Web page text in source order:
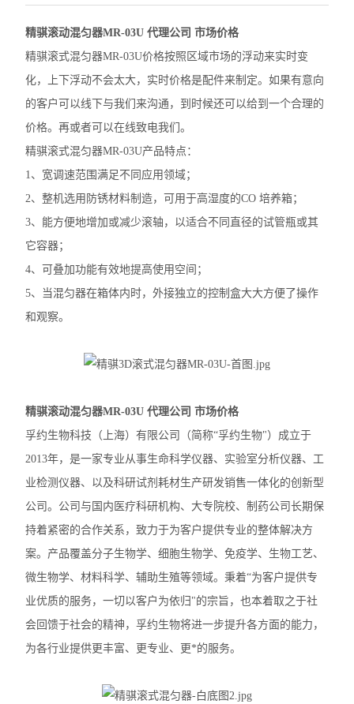
赛默飞ST1 Plus离心机
大龙离心机
大龙移液器
大龙金属浴
大龙摇床
大龙混匀仪振荡器
凯杰样本研磨仪TissueLyser III
艾本德5430R冷冻离心机
艾本德5425微量离心机
艾本德MiniSpin离心机
赛默飞ST1R冷冻离心机
混匀仪热盖
赛默飞mySPIN-6Mini离心机
赛默飞ST8R冷冻离心机
精骐滚动混匀器MR-03U 代理公司 市场价格
精骐滚式混匀器MR-03U价格按照区域市场的浮动来实时变
化，上下浮动不会太大，实时价格是配件来制定。如果有意向
的客户可以线下与我们来沟通，到时候还可以给到一个合理的
价格。再或者可以在线致电我们。
精骐滚式混匀器MR-03U产品特点：
1、宽调速范围满足不同应用领域；
2、整机选用防锈材料制造，可用于高湿度的CO 培养箱；
3、能方便地增加或减少滚轴，以适合不同直径的试管瓶或其
它容器；
4、可叠加功能有效地提高使用空间；
5、当混匀器在箱体内时，外接独立的控制盒大大方便了操作
和观察。
精骐滚动混匀器MR-03U 代理公司 市场价格
孚约生物科技（上海）有限公司（简称“孚约生物"）成立于
2013年，是一家专业从事生命科学仪器、实验室分析仪器、工
业检测仪器、以及科研试剂耗材生产研发销售一体化的创新型
公司。公司与国内医疗科研机构、大专院校、制药公司长期保
持着紧密的合作关系，致力于为客户提供专业的整体解决方
案。产品覆盖分子生物学、细胞生物学、免疫学、生物工艺、
微生物学、材料科学、辅助生殖等领域。秉着“为客户提供专
业优质的服务，一切以客户为依归"的宗旨，也本着取之于社
会回馈于社会的精神，孚约生物将进一步提升各方面的能力，
为各行业提供更丰富、更专业、更*的服务。